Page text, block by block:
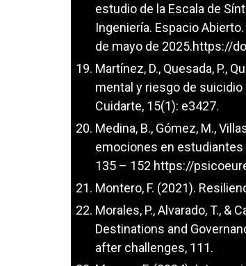
estudio de la Escala de
Ingeniería. Espacio
de mayo de 2025.https://
Martínez, D., Quesada, P.,
mental y riesgo de
Cuidarte, 15(1): e3427.
Medina, B., Gómez, M.,
emociones en estudiantes
135 – 152 https://
Montero, F. (2021).
Morales, P., Alvarado, T., &
Destinations and
after challenges, 111.